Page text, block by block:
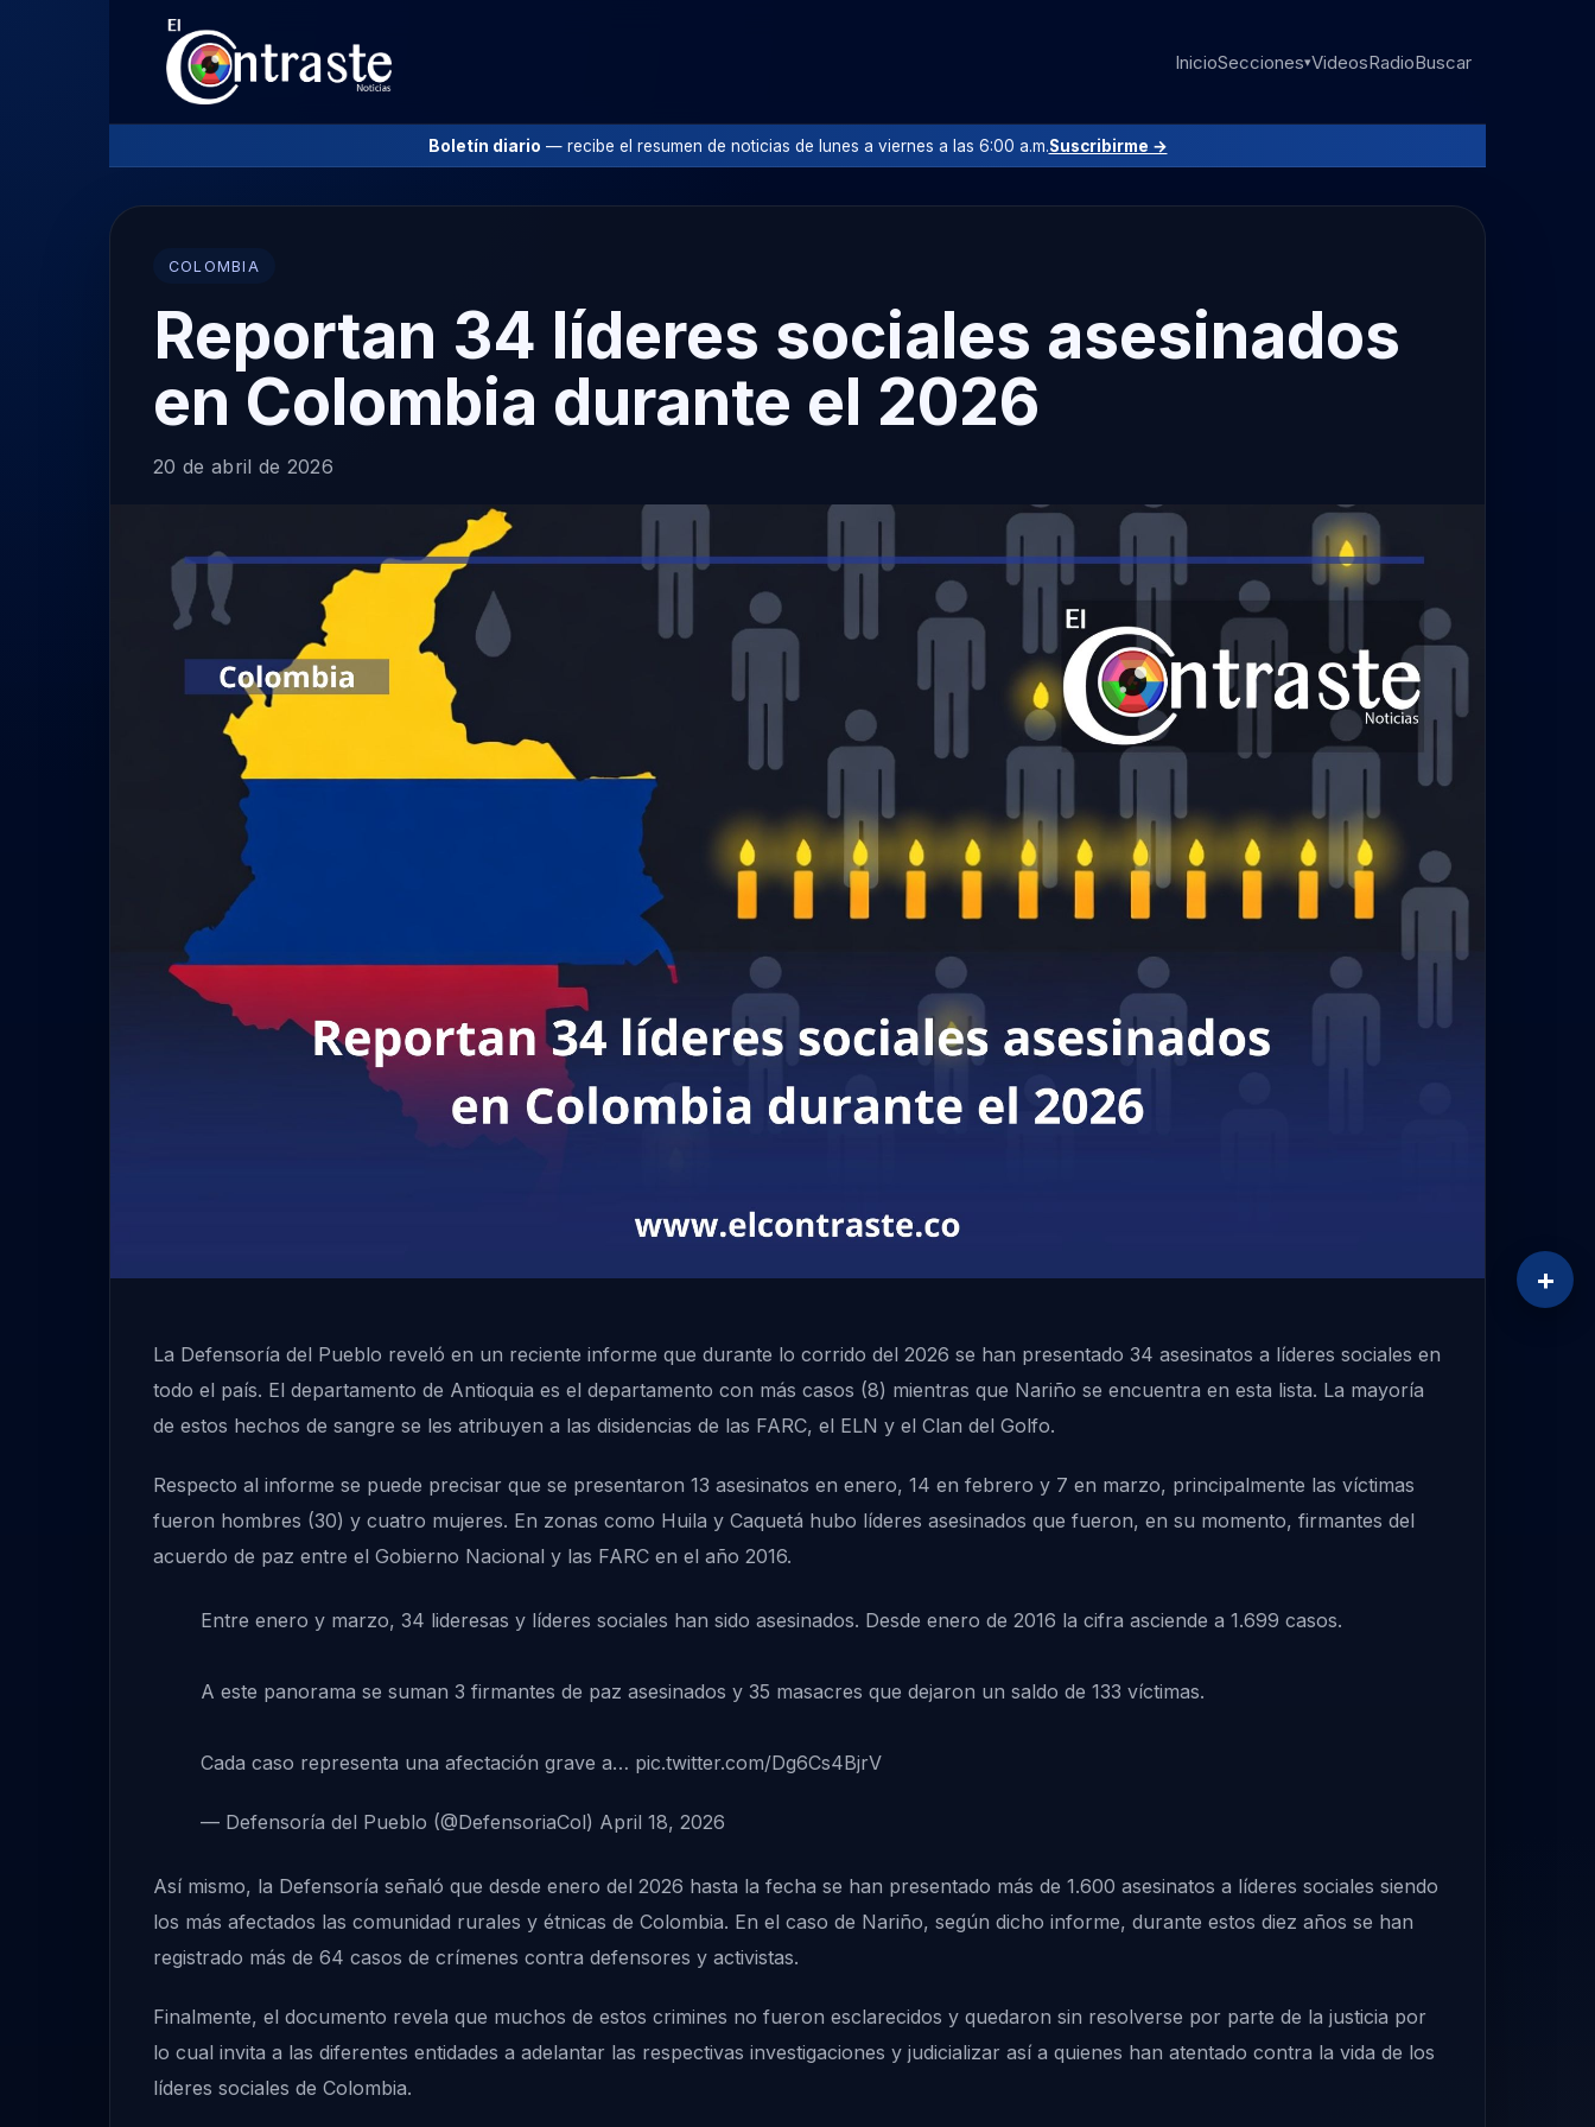
InicioSecciones▾VideosRadioBuscar
Boletín diario — recibe el resumen de noticias de lunes a viernes a las 6:00 a.m.Suscribirme →
COLOMBIA
Reportan 34 líderes sociales asesinados
en Colombia durante el 2026
20 de abril de 2026
La Defensoría del Pueblo reveló en un reciente informe que durante lo corrido del 2026 se han presentado 34 asesinatos a líderes sociales en
todo el país. El departamento de Antioquia es el departamento con más casos (8) mientras que Nariño se encuentra en esta lista. La mayoría
de estos hechos de sangre se les atribuyen a las disidencias de las FARC, el ELN y el Clan del Golfo.
Respecto al informe se puede precisar que se presentaron 13 asesinatos en enero, 14 en febrero y 7 en marzo, principalmente las víctimas
fueron hombres (30) y cuatro mujeres. En zonas como Huila y Caquetá hubo líderes asesinados que fueron, en su momento, firmantes del
acuerdo de paz entre el Gobierno Nacional y las FARC en el año 2016.
Entre enero y marzo, 34 lideresas y líderes sociales han sido asesinados. Desde enero de 2016 la cifra asciende a 1.699 casos.
A este panorama se suman 3 firmantes de paz asesinados y 35 masacres que dejaron un saldo de 133 víctimas.
Cada caso representa una afectación grave a… pic.twitter.com/Dg6Cs4BjrV
— Defensoría del Pueblo (@DefensoriaCol) April 18, 2026
Así mismo, la Defensoría señaló que desde enero del 2026 hasta la fecha se han presentado más de 1.600 asesinatos a líderes sociales siendo
los más afectados las comunidad rurales y étnicas de Colombia. En el caso de Nariño, según dicho informe, durante estos diez años se han
registrado más de 64 casos de crímenes contra defensores y activistas.
Finalmente, el documento revela que muchos de estos crimines no fueron esclarecidos y quedaron sin resolverse por parte de la justicia por
lo cual invita a las diferentes entidades a adelantar las respectivas investigaciones y judicializar así a quienes han atentado contra la vida de los
líderes sociales de Colombia.
+